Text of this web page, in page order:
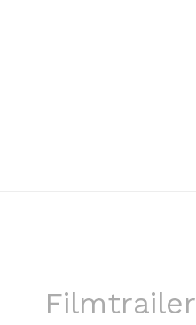
Filmtrailer